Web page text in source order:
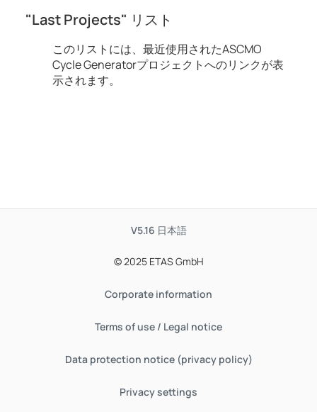
"Last Projects" リスト
このリストには、最近使用されたASCMO
Cycle Generatorプロジェクトへのリンクが表
示されます。
V5.16 日本語
© 2025 ETAS GmbH
Corporate information
Terms of use / Legal notice
Data protection notice (privacy policy)
Privacy settings